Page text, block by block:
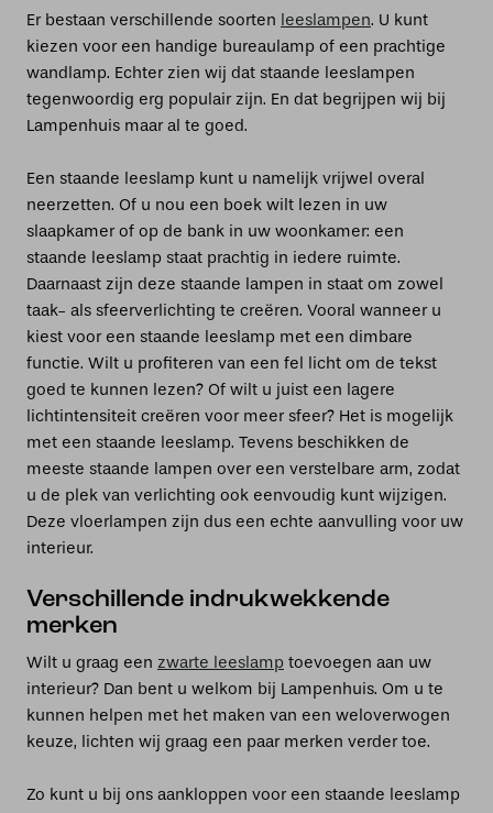
Er bestaan verschillende soorten leeslampen. U kunt
kiezen voor een handige bureaulamp of een prachtige
wandlamp. Echter zien wij dat staande leeslampen
tegenwoordig erg populair zijn. En dat begrijpen wij bij
Lampenhuis maar al te goed.
Een staande leeslamp kunt u namelijk vrijwel overal
neerzetten. Of u nou een boek wilt lezen in uw
slaapkamer of op de bank in uw woonkamer: een
staande leeslamp staat prachtig in iedere ruimte.
Daarnaast zijn deze staande lampen in staat om zowel
taak- als sfeerverlichting te creëren. Vooral wanneer u
kiest voor een staande leeslamp met een dimbare
functie. Wilt u profiteren van een fel licht om de tekst
goed te kunnen lezen? Of wilt u juist een lagere
lichtintensiteit creëren voor meer sfeer? Het is mogelijk
met een staande leeslamp. Tevens beschikken de
meeste staande lampen over een verstelbare arm, zodat
u de plek van verlichting ook eenvoudig kunt wijzigen.
Deze vloerlampen zijn dus een echte aanvulling voor uw
interieur.
Verschillende indrukwekkende
merken
Wilt u graag een zwarte leeslamp toevoegen aan uw
interieur? Dan bent u welkom bij Lampenhuis. Om u te
kunnen helpen met het maken van een weloverwogen
keuze, lichten wij graag een paar merken verder toe.
Zo kunt u bij ons aankloppen voor een staande leeslamp